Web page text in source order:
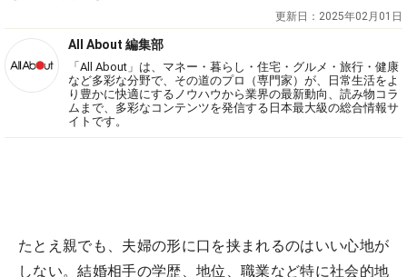
更新日： 2025年02月01日
All About 編集部
「All About」は、マネー・暮らし・住宅・グルメ・旅行・健康
など多彩な分野で、その道のプロ（専門家）が、日常生活をよ
り豊かに快適にするノウハウから業界の最新動向、読み物コラ
ムまで、多彩なコンテンツを発信する日本最大級の総合情報サ
イトです。
たとえ親でも、夫婦の形に口を挟まれるのはいい心地が
しない。結婚相手の学歴、地位、職業など特に社会的地